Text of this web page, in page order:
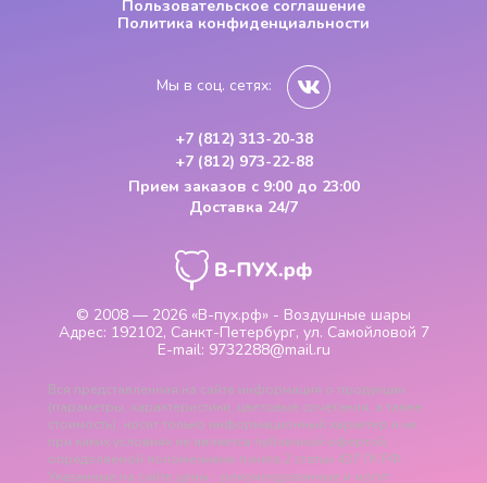
© 2008 — 2026 «В-пух.рф» - Воздушные шары
Адрес: 192102, Санкт-Петербург, ул. Самойловой 7
E-mail: 9732288@mail.ru
Пользовательское соглашение
Политика конфиденциальности
Мы в соц. сетях:
+7 (812) 313-20-38
+7 (812) 973-22-88
Прием заказов с 9:00 до 23:00
Доставка 24/7
Вся представленная на сайте информация о продукции
(параметры, характеристики, цветовые сочетания, а также
стоимость), носит только информационный характер и ни
при каких условиях не является публичной офертой,
определяемой положениями пункта 2 статьи 437 ГК РФ.
Указанные на сайте цены - рекомендованные и могут